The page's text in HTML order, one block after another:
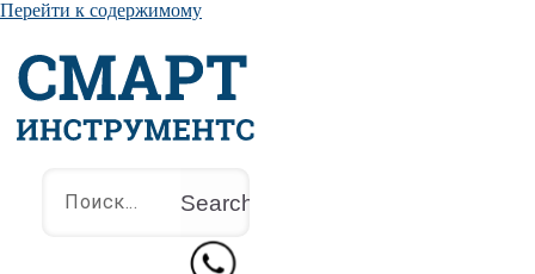
Перейти к содержимому
Search